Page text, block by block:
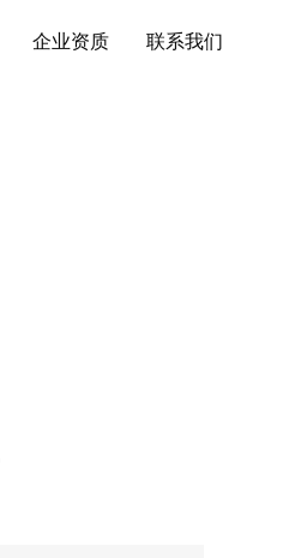
企业资质 联系我们